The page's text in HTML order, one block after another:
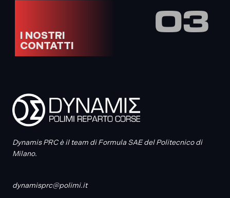
03
I NOSTRI
CONTATTI
dynamisprc@polimi.it
Dynamis PRC è il team di Formula SAE del Politecnico di
Milano.